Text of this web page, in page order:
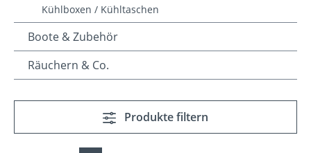
Kühlboxen / Kühltaschen
Boote & Zubehör
Räuchern & Co.
Produkte filtern